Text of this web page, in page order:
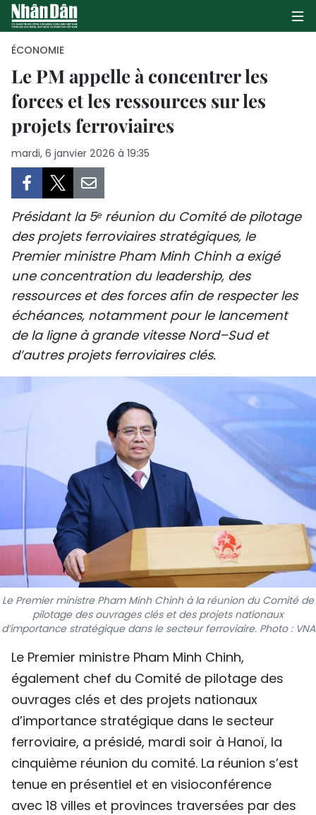
PAGE D'ACCUEIL
POLITIQUE
CULTURE
TOURISME
ENVIRONNEMENT
SPORT
PAYS NATAL
INTERNATIONAL
MÉGASTORIE
INFOGRAPHIE
PHOTO
VIDÉO
À PROPOS DU "PEUPLE"
TIẾNG VIỆT
ENGLISH
中文
РУССКИЙ
ESPAÑOL
ÉCONOMIE
Le PM appelle à concentrer les
forces et les ressources sur les
projets ferroviaires
mardi, 6 janvier 2026 à 19:35
Présidant la 5ᵉ réunion du Comité de pilotage
des projets ferroviaires stratégiques, le
Premier ministre Pham Minh Chinh a exigé
une concentration du leadership, des
ressources et des forces afin de respecter les
échéances, notamment pour le lancement
de la ligne à grande vitesse Nord–Sud et
d’autres projets ferroviaires clés.
Le Premier ministre Pham Minh Chinh à la réunion du Comité de
pilotage des ouvrages clés et des projets nationaux
d’importance stratégique dans le secteur ferroviaire. Photo : VNA
Le Premier ministre Pham Minh Chinh,
également chef du Comité de pilotage des
ouvrages clés et des projets nationaux
d’importance stratégique dans le secteur
ferroviaire, a présidé, mardi soir à Hanoï, la
cinquième réunion du comité. La réunion s’est
tenue en présentiel et en visioconférence
avec 18 villes et provinces traversées par des